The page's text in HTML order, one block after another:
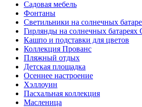
Садовая мебель
Фонтаны
Светильники на солнечных
Гирлянды на солнечных батареях
Кашпо и подставки для цветов
Коллекция Прованс
Пляжный отдых
Детская площадка
Осеннее настроение
Хэллоуин
Пасхальная коллекция
Масленица